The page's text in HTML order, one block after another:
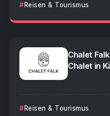
Reisen & Tourismus
Chalet
Chalet in
Reisen & Tourismus